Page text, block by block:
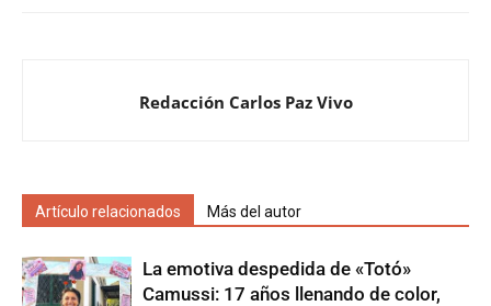
Redacción Carlos Paz Vivo
Artículo relacionados Más del autor
La emotiva despedida de «Totó»
Camussi: 17 años llenando de color,